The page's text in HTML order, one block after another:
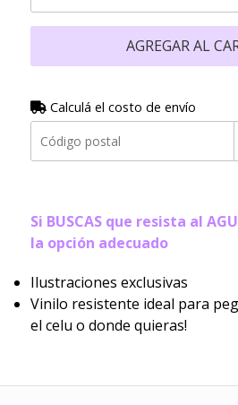
AGREGAR AL
Calculá el costo de envío
Si BUSCAS que resista al
la opción adecuado
Ilustraciones exclusivas
Vinilo resistente ideal para
el celu o donde quieras!